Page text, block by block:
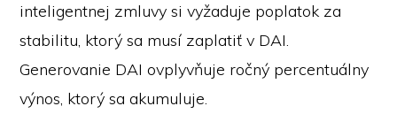
inteligentnej zmluvy si vyžaduje poplatok za
stabilitu, ktorý sa musí zaplatiť v DAI.
Generovanie DAI ovplyvňuje ročný percentuálny
výnos, ktorý sa akumuluje.